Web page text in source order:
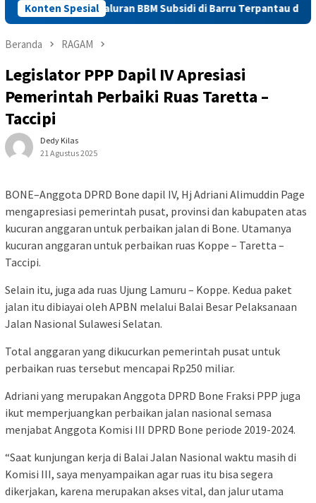
Konten Spesial
Penyaluran BBM Subsidi di Barru Terpantau dan Sesuai
Beranda RAGAM
Legislator PPP Dapil IV Apresiasi
Pemerintah Perbaiki Ruas Taretta –
Taccipi
Dedy Kilas
21 Agustus 2025
BONE–Anggota DPRD Bone dapil IV, Hj Adriani Alimuddin Page
mengapresiasi pemerintah pusat, provinsi dan kabupaten atas
kucuran anggaran untuk perbaikan jalan di Bone. Utamanya
kucuran anggaran untuk perbaikan ruas Koppe – Taretta –
Taccipi.
Selain itu, juga ada ruas Ujung Lamuru – Koppe. Kedua paket
jalan itu dibiayai oleh APBN melalui Balai Besar Pelaksanaan
Jalan Nasional Sulawesi Selatan.
Total anggaran yang dikucurkan pemerintah pusat untuk
perbaikan ruas tersebut mencapai Rp250 miliar.
Adriani yang merupakan Anggota DPRD Bone Fraksi PPP juga
ikut memperjuangkan perbaikan jalan nasional semasa
menjabat Anggota Komisi III DPRD Bone periode 2019-2024.
“Saat kunjungan kerja di Balai Jalan Nasional waktu masih di
Komisi III, saya menyampaikan agar ruas itu bisa segera
dikerjakan, karena merupakan akses vital, dan jalur utama